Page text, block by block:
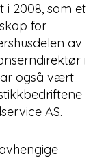
i 2008, som et
for
av
i
også vært
AS.